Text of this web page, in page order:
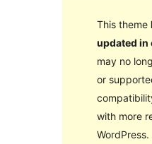
This theme
updated in
may no
or
with more
WordPress.